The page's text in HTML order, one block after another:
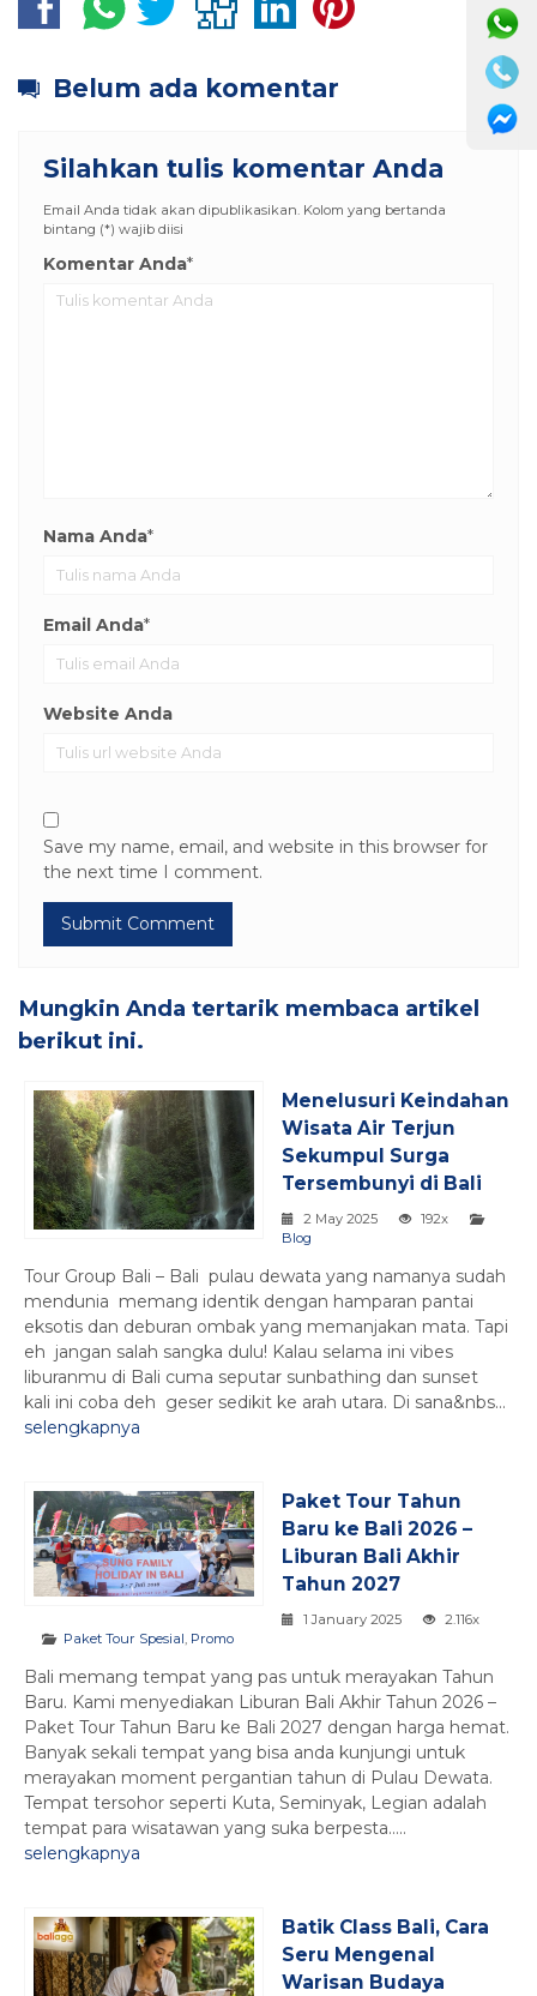
Belum ada komentar
Silahkan tulis komentar Anda
Email Anda tidak akan dipublikasikan. Kolom yang bertanda
bintang (*) wajib diisi
Komentar Anda*
Nama Anda*
Email Anda*
Website Anda
Save my name, email, and website in this browser for
the next time I comment.
Mungkin Anda tertarik membaca artikel
berikut ini.
Menelusuri Keindahan
Wisata Air Terjun
Sekumpul Surga
Tersembunyi di Bali
2 May 2025
192x
Blog
Tour Group Bali – Bali pulau dewata yang namanya sudah
mendunia memang identik dengan hamparan pantai
eksotis dan deburan ombak yang memanjakan mata. Tapi
eh jangan salah sangka dulu! Kalau selama ini vibes
liburanmu di Bali cuma seputar sunbathing dan sunset
kali ini coba deh geser sedikit ke arah utara. Di sana&nbs...
selengkapnya
Paket Tour Tahun
Baru ke Bali 2026 –
Liburan Bali Akhir
Tahun 2027
1 January 2025
2.116x
Paket Tour Spesial, Promo
Bali memang tempat yang pas untuk merayakan Tahun
Baru. Kami menyediakan Liburan Bali Akhir Tahun 2026 –
Paket Tour Tahun Baru ke Bali 2027 dengan harga hemat.
Banyak sekali tempat yang bisa anda kunjungi untuk
merayakan moment pergantian tahun di Pulau Dewata.
Tempat tersohor seperti Kuta, Seminyak, Legian adalah
tempat para wisatawan yang suka berpesta.....
selengkapnya
Batik Class Bali, Cara
Seru Mengenal
Warisan Budaya